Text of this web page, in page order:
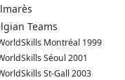
Teams
Montréal 1999
Séoul 2001
St-Gall 2003